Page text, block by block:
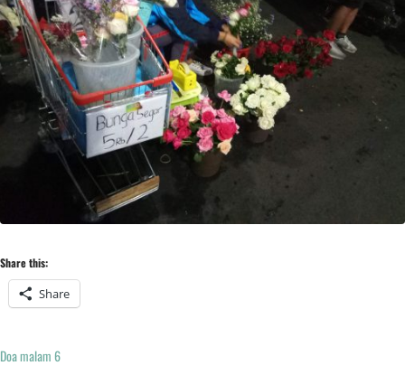
Share this:
Share
Doa malam 6